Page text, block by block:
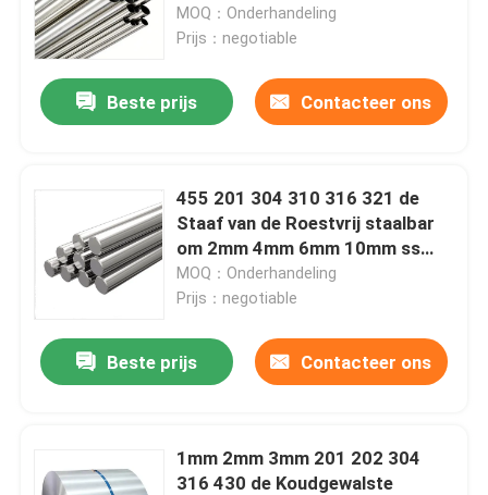
Pijp AISI 201 202
MOQ：Onderhandeling
Prijs：negotiable
Beste prijs Contacteer ons
455 201 304 310 316 321 de
Staaf van de Roestvrij staalbar
om 2mm 4mm 6mm 10mm ss
staaf 440c
MOQ：Onderhandeling
Prijs：negotiable
Beste prijs Contacteer ons
1mm 2mm 3mm 201 202 304
316 430 de Koudgewalste